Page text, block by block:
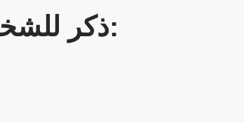
ذكر للشخصية: